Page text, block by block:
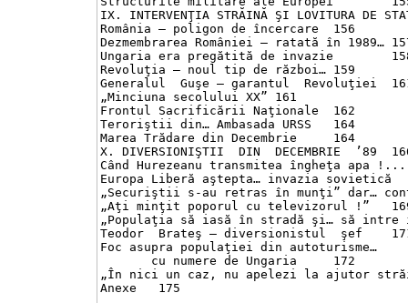
IX. INTERVENŢIA STRĂINĂ ŞI LOVITURA DE STAT
România – poligon de încercare	156
Dezmembrarea României – ratată în 1989…	157
Ungaria era pregătită de invazie	158
Revoluţia – noul tip de război…	159
Generalul  Guşe – garantul  Revoluţiei	161
„Minciuna secolului XX”	161
Frontul Sacrificării Naţionale	162
Teroriştii din… Ambasada URSS	164
Marea Trădare din Decembrie	164
X. DIVERSIONIŞTII  DIN  DECEMBRIE  ’89	166
Când Hurezeanu transmitea îngheţa apa !...	166
Europa Liberă aştepta… invazia sovietică	167
„Securiştii s-au retras în munţi” dar…
„Aţi minţit poporul cu televizorul !”	169
„Populaţia să iasă în stradă şi… să intre în
Teodor  Brateş – diversionistul  şef	171
Foc asupra populaţiei din autoturisme…
       cu numere de Ungaria	172
„În nici un caz, nu apelezi la ajutor străin
Anexe	175